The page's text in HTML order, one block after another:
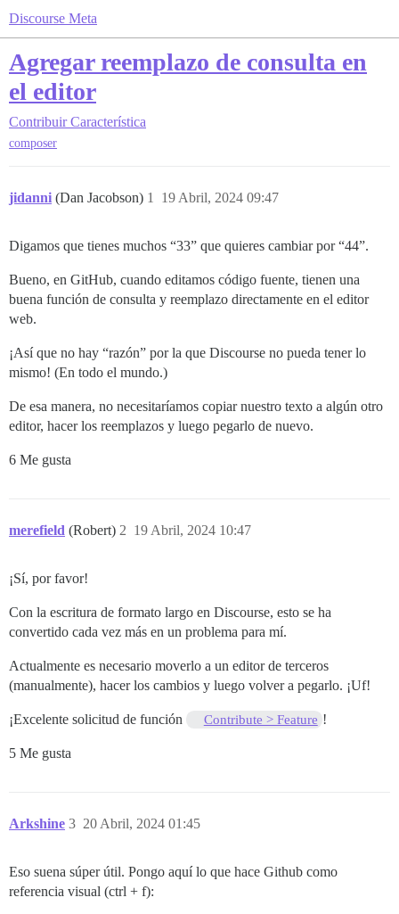
Discourse Meta
Agregar reemplazo de consulta en
el editor
Contribuir Característica
composer
jidanni (Dan Jacobson) 19 Abril, 2024 09:47
1
Digamos que tienes muchos “33” que quieres cambiar por “44”.
Bueno, en GitHub, cuando editamos código fuente, tienen una
buena función de consulta y reemplazo directamente en el editor
web.
¡Así que no hay “razón” por la que Discourse no pueda tener lo
mismo! (En todo el mundo.)
De esa manera, no necesitaríamos copiar nuestro texto a algún otro
editor, hacer los reemplazos y luego pegarlo de nuevo.
6 Me gusta
merefield (Robert) 19 Abril, 2024 10:47
2
¡Sí, por favor!
Con la escritura de formato largo en Discourse, esto se ha
convertido cada vez más en un problema para mí.
Actualmente es necesario moverlo a un editor de terceros
(manualmente), hacer los cambios y luego volver a pegarlo. ¡Uf!
¡Excelente solicitud de función Contribute > Feature !
5 Me gusta
Arkshine 20 Abril, 2024 01:45
3
Eso suena súper útil. Pongo aquí lo que hace Github como
referencia visual (ctrl + f):